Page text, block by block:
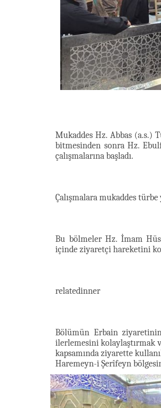
Mukaddes Hz. Abbas (a.s.)
bitmesinden sonra Hz.
çalışmalarına başladı.
Çalışmalara mukaddes
Bu bölmeler Hz. İmam
içinde ziyaretçi hareketini
relatedinner
Bölümün Erbain
ilerlemesini kolaylaştırmak
kapsamında ziyarette
Haremeyn-i Şerîfeyn